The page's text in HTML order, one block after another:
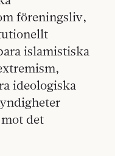
föreningsliv,
islamistiska
ideologiska
det